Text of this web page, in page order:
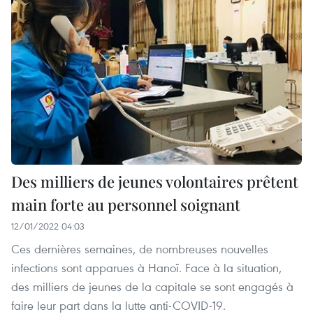
Des milliers de jeunes volontaires prêtent
main forte au personnel soignant
12/01/2022 04:03
Ces dernières semaines, de nombreuses nouvelles
infections sont apparues à Hanoï. Face à la situation,
des milliers de jeunes de la capitale se sont engagés à
faire leur part dans la lutte anti-COVID-19.